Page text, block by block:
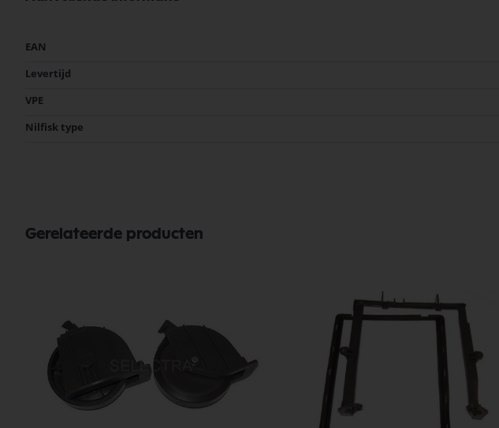
Meer
EAN
Levertijd
VPE
Nilfisk type
Gerelateerde producten